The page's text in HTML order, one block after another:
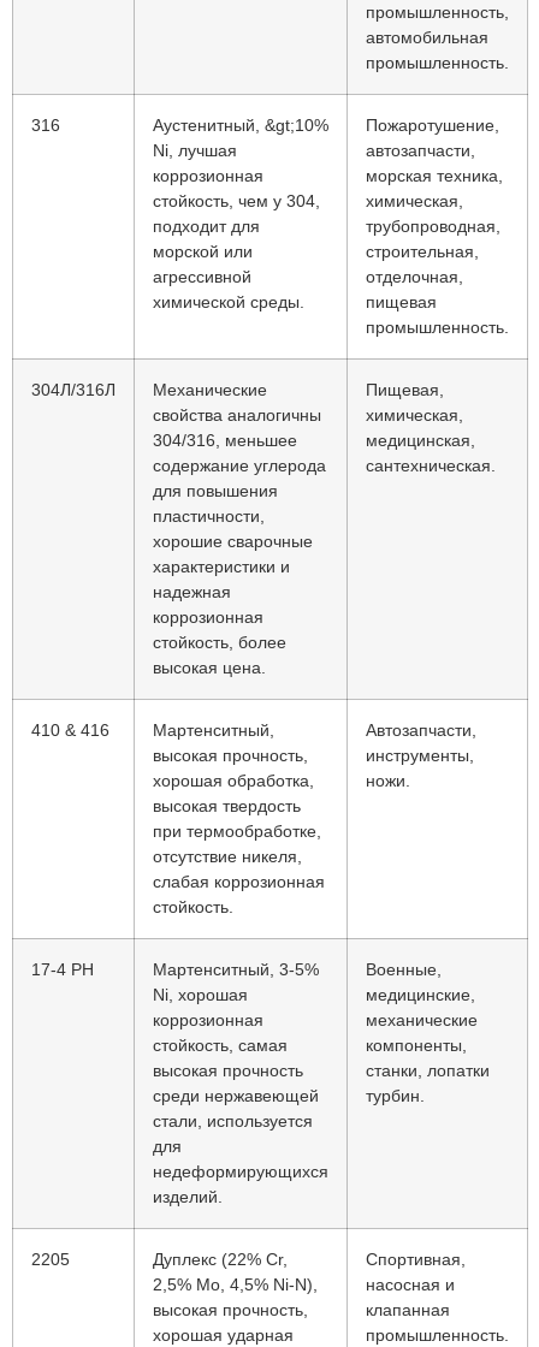
промышленность,
автомобильная
промышленность.
316
Аустенитный, &gt;10%
Ni, лучшая
коррозионная
стойкость, чем у 304,
подходит для
морской или
агрессивной
химической среды.
Пожаротушение,
автозапчасти,
морская техника,
химическая,
трубопроводная,
строительная,
отделочная,
пищевая
промышленность.
304Л/316Л
Механические
свойства аналогичны
304/316, меньшее
содержание углерода
для повышения
пластичности,
хорошие сварочные
характеристики и
надежная
коррозионная
стойкость, более
высокая цена.
Пищевая,
химическая,
медицинская,
сантехническая.
410 & 416
Мартенситный,
высокая прочность,
хорошая обработка,
высокая твердость
при термообработке,
отсутствие никеля,
слабая коррозионная
стойкость.
Автозапчасти,
инструменты,
ножи.
17-4 PH
Мартенситный, 3-5%
Ni, хорошая
коррозионная
стойкость, самая
высокая прочность
среди нержавеющей
стали, используется
для
недеформирующихся
изделий.
Военные,
медицинские,
механические
компоненты,
станки, лопатки
турбин.
2205
Дуплекс (22% Cr,
2,5% Mo, 4,5% Ni-N),
высокая прочность,
хорошая ударная
Спортивная,
насосная и
клапанная
промышленность.